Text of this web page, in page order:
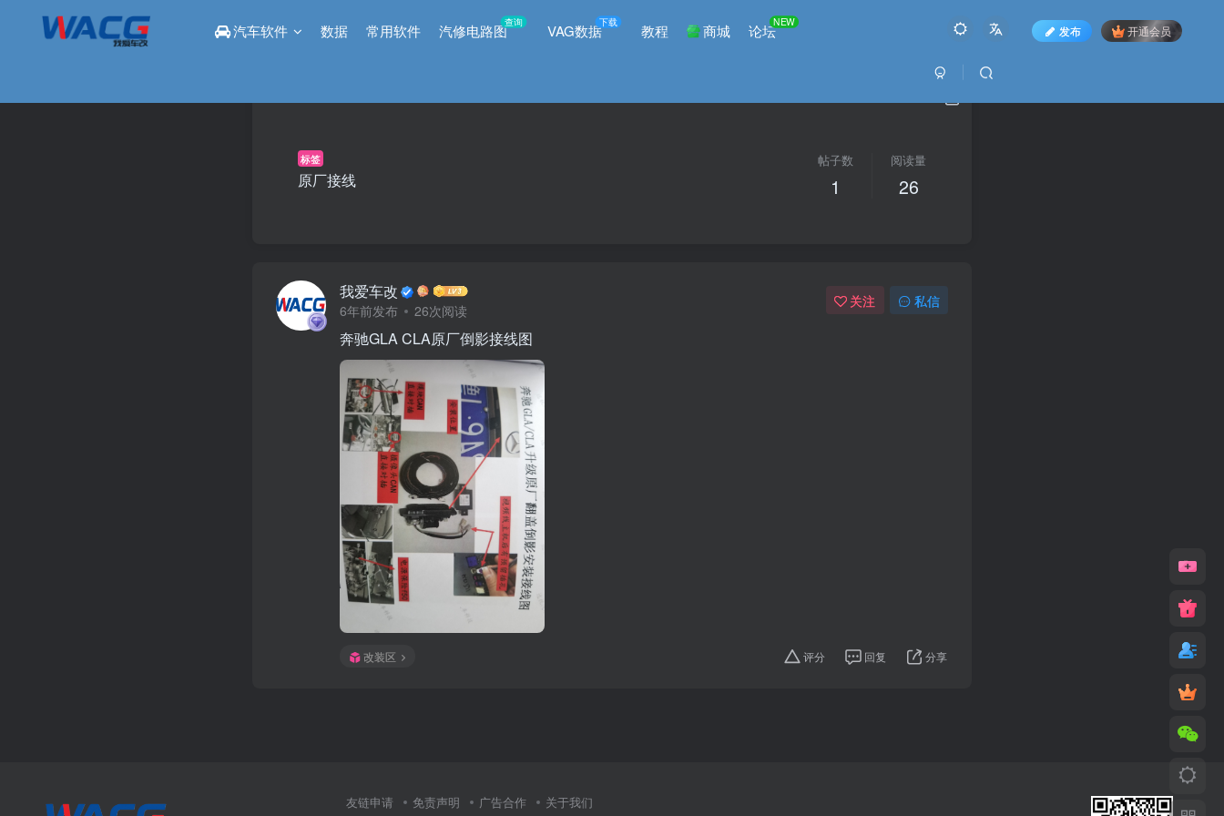
汽车软件 数据 常用软件 汽修电路图查询 VAG数据下载 教程 商城 论坛NEW
发布 开通会员
标签
原厂接线
帖子数
1
阅读量
26
我爱车改
6年前发布 26次阅读
关注 私信
奔驰GLA CLA原厂倒影接线图
改装区 评分 回复 分享
友链申请 免责声明 广告合作 关于我们